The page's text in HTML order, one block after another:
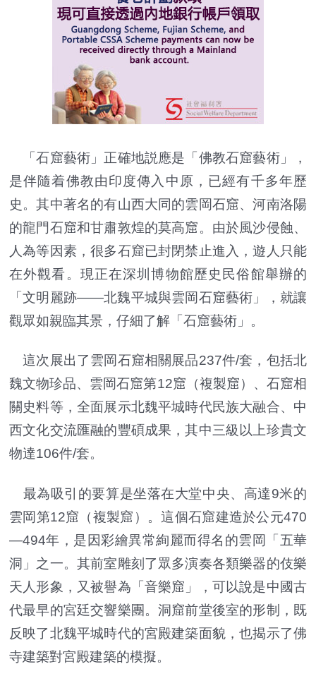
「石窟藝術」正確地説應是「佛教石窟藝術」，
是伴隨着佛教由印度傳入中原，已經有千多年歷
史。其中著名的有山西大同的雲岡石窟、河南洛陽
的龍門石窟和甘肅敦煌的莫高窟。由於風沙侵蝕、
人為等因素，很多石窟已封閉禁止進入，遊人只能
在外觀看。現正在深圳博物館歷史民俗館舉辦的
「文明麗跡——北魏平城與雲岡石窟藝術」，就讓
觀眾如親臨其景，仔細了解「石窟藝術」。
這次展出了雲岡石窟相關展品237件/套，包括北
魏文物珍品、雲岡石窟第12窟（複製窟）、石窟相
關史料等，全面展示北魏平城時代民族大融合、中
西文化交流匯融的豐碩成果，其中三級以上珍貴文
物達106件/套。
最為吸引的要算是坐落在大堂中央、高達9米的
雲岡第12窟（複製窟）。這個石窟建造於公元470
—494年，是因彩繪異常絢麗而得名的雲岡「五華
洞」之一。其前室雕刻了眾多演奏各類樂器的伎樂
天人形象，又被譽為「音樂窟」，可以說是中國古
代最早的宮廷交響樂團。洞窟前堂後室的形制，既
反映了北魏平城時代的宮殿建築面貌，也揭示了佛
寺建築對宮殿建築的模擬。